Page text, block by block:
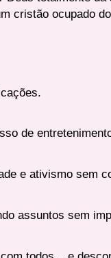
cristão ocupado
de
e ativismo sem
assuntos sem